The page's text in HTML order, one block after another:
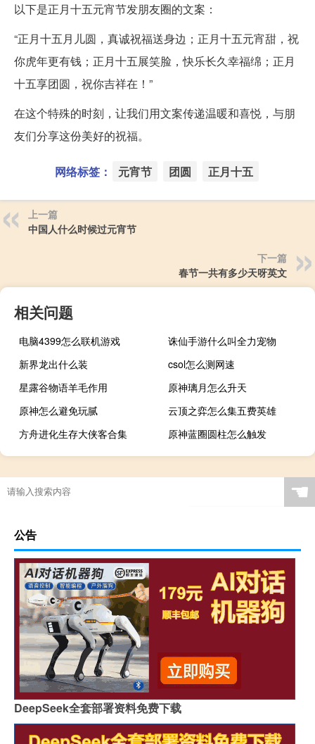
以下是正月十五元宵节发朋友圈的文案：
“正月十五月儿圆，真诚祝福送身边；正月十五元宵甜，祝
你虎年更有钱；正月十五展笑脸，快乐长久幸福绵；正月
十五享团圆，祝你吉祥在！”
在这个特殊的时刻，让我们用文案传递温暖和喜悦，与朋
友们分享这份美好的祝福。
网络标签： 元宵节 团圆 正月十五
上一篇
中国人什么时候过元宵节
下一篇
春节一共有多少天呀英文
相关问题
电脑4399怎么联机游戏
诛仙手游什么叫全力宠物
新界龙出什么装
csol怎么测网速
星露谷物语羊毛作用
原神璃月怎么升天
原神怎么避免玩腻
云顶之弈怎么集五费英雄
方舟进化生存大侠客合集
原神蓝圈圆柱怎么触发
☚
公告
DeepSeek全套部署资料免费下载